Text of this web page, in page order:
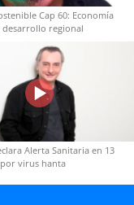
Cap 60: Economía
desarrollo regional
Alerta Sanitaria en 13
virus hanta